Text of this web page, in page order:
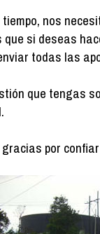
tiempo, nos
si deseas
todas las
que tengas
gracias por